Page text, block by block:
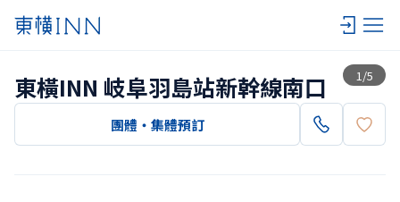
1 /5
查看一覽
東橫INN 岐阜羽島站新幹線南口
團體・集體預訂